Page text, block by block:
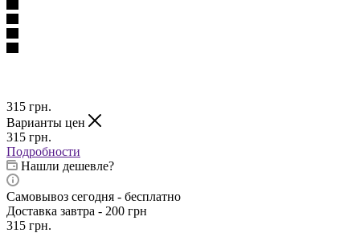
315 грн.
Варианты цен
315 грн.
Подробности
Нашли дешевле?
Самовывоз сегодня - бесплатно
Доставка завтра - 200 грн
315 грн.